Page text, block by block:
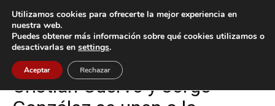
Inicio Deportes
Deportes Nigrán
Cristian Cuervo y Jorge
Utilizamos cookies para ofrecerte la mejor experiencia en
nuestra web.
Puedes obtener más información sobre qué cookies utilizamos o
desactivarlas en settings.
Aceptar Rechazar